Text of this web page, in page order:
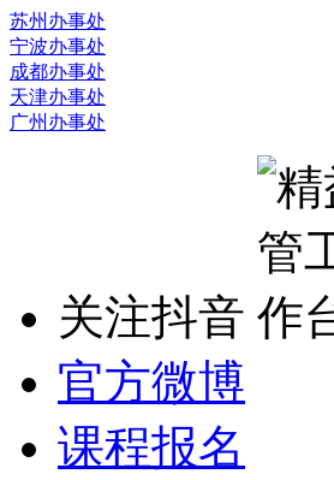
苏州办事处
宁波办事处
成都办事处
天津办事处
广州办事处
关注抖音
官方微博
课程报名